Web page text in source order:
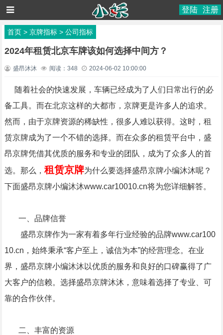
登陆 注册
首页> 京牌指标> 公司指标
2024年租赁北京车牌该如何选择中间方？
盛昂沐沐 阅读： 348 2024-06-02 10:00:00
随着社会的快速发展，车辆已经成为了人们日常出行的必
备工具。而在北京这样的大都市，京牌更是许多人的追求。
然而，由于京牌资源的稀缺性，很多人难以获得。这时，租
赁京牌成为了一个不错的选择。而在众多的租赁平台中，盛
昂京牌凭借其优质的服务和专业的团队，成为了众多人的首
选。那么， 租赁京牌为什么要选择盛昂京牌小编沐沐呢？
下面盛昂京牌小编沐沐www.car10010.cn将为您详细解答。
一、品牌信誉
盛昂京牌作为一家有着多年行业经验的品牌www.car100
10.cn，始终秉承“客户至上，诚信为本”的经营理念。在业
界，盛昂京牌小编沐沐以优质的服务和良好的口碑赢得了广
大客户的信赖。选择盛昂京牌沐沐，意味着选择了专业、可
靠的合作伙伴。
二、丰富的资源